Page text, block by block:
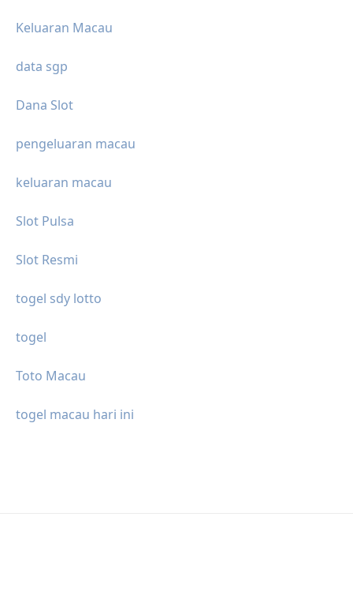
Keluaran Macau
data sgp
Dana Slot
pengeluaran macau
keluaran macau
Slot Pulsa
Slot Resmi
togel sdy lotto
togel
Toto Macau
togel macau hari ini